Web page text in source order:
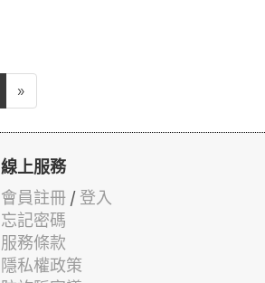
»
線上服務
會員註冊 / 登入
忘記密碼
服務條款
隱私權政策